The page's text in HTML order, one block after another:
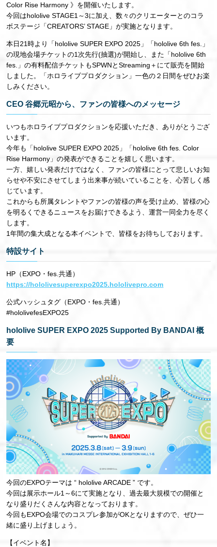
Color Rise Harmony 》を開催いたします。
今回はhololive STAGE1～3に加え、数々のクリエーターとのコラ
ボステージ「CREATORS’ STAGE」が実施となります。
本日21時より「hololive SUPER EXPO 2025」「hololive 6th fes.」
の現地会場チケットの1次先行(抽選)が開始し、また「hololive 6th
fes.」の有料配信チケットもSPWNとStreaming＋にて販売を開始
しました。「ホロライブプロダクション」一色の２日間をぜひお楽
しみください。
CEO 谷郷元昭から、ファンの皆様へのメッセージ
いつもホロライブプロダクションを応援いただき、ありがとうござ
います。
今年も「hololive SUPER EXPO 2025」「hololive 6th fes. Color
Rise Harmony」の発表ができることを嬉しく思います。
一方、嬉しい発表だけではなく、ファンの皆様にとって悲しいお知
らせや不安にさせてしまう出来事が続いていることを、心苦しく感
じています。
これからも所属タレントやファンの皆様の声を受け止め、皆様の心
を明るくできるニュースをお届けできるよう、運営一同全力を尽く
します。
1年間の集大成となる本イベントで、皆様をお待ちしております。
特設サイト
HP（EXPO・fes.共通）
https://hololivesuperexpo2025.hololivepro.com
公式ハッシュタグ（EXPO・fes.共通）
#hololivefesEXPO25
hololive SUPER EXPO 2025 Supported By BANDAI 概
要
今回のEXPOテーマは “ hololive ARCADE ” です。
今回は展示ホール1～6にて実施となり、過去最大規模での開催と
なり盛りだくさんな内容となっております。
今回もEXPO会場でのコスプレ参加がOKとなりますので、ぜひ一
緒に盛り上げましょう。
【イベント名】